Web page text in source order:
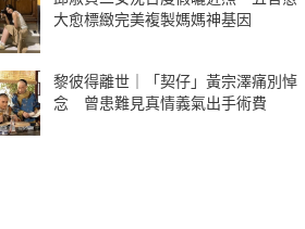
大愈標緻完美複製媽媽神基因
黎彼得離世｜「契仔」黃宗澤痛別悼
念 曾患難見真情義氣出手術費